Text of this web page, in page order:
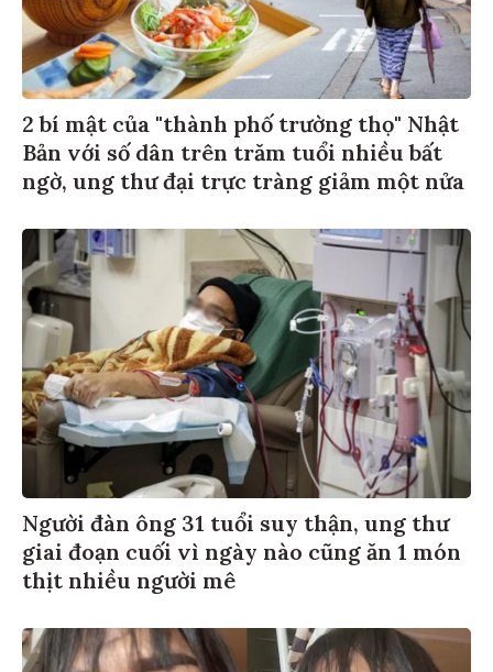
2 bí mật của "thành phố trường thọ" Nhật
Bản với số dân trên trăm tuổi nhiều bất
ngờ, ung thư đại trực tràng giảm một nửa
Người đàn ông 31 tuổi suy thận, ung thư
giai đoạn cuối vì ngày nào cũng ăn 1 món
thịt nhiều người mê